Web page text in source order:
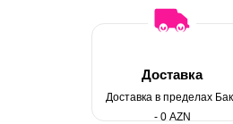
Доставка
Доставка в пределах
- 0 AZN